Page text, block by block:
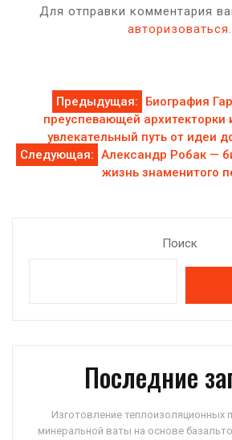
Для отправки комментария
авторизоваться
Навигация
по
записям
Предыдущая:
Биография
преуспевающей архитекторки
увлекательный путь от идеи
Следующая: Александр Робак —
жизнь знаменитого
Поиск
Последние
Изготовление
минеральной ваты на основе